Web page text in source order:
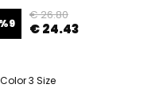
%9
€ 26.80
€ 24.43
3 Size